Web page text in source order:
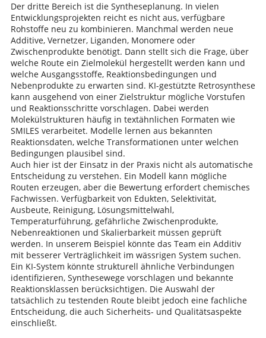
Der dritte Bereich ist die Syntheseplanung. In vielen
Entwicklungsprojekten reicht es nicht aus, verfügbare
Rohstoffe neu zu kombinieren. Manchmal werden neue
Additive, Vernetzer, Liganden, Monomere oder
Zwischenprodukte benötigt. Dann stellt sich die Frage, über
welche Route ein Zielmolekül hergestellt werden kann und
welche Ausgangsstoffe, Reaktionsbedingungen und
Nebenprodukte zu erwarten sind. KI-gestützte Retrosynthese
kann ausgehend von einer Zielstruktur mögliche Vorstufen
und Reaktionsschritte vorschlagen. Dabei werden
Molekülstrukturen häufig in textähnlichen Formaten wie
SMILES verarbeitet. Modelle lernen aus bekannten
Reaktionsdaten, welche Transformationen unter welchen
Bedingungen plausibel sind.
Auch hier ist der Einsatz in der Praxis nicht als automatische
Entscheidung zu verstehen. Ein Modell kann mögliche
Routen erzeugen, aber die Bewertung erfordert chemisches
Fachwissen. Verfügbarkeit von Edukten, Selektivität,
Ausbeute, Reinigung, Lösungsmittelwahl,
Temperaturführung, gefährliche Zwischenprodukte,
Nebenreaktionen und Skalierbarkeit müssen geprüft
werden. In unserem Beispiel könnte das Team ein Additiv
mit besserer Verträglichkeit im wässrigen System suchen.
Ein KI-System könnte strukturell ähnliche Verbindungen
identifizieren, Synthesewege vorschlagen und bekannte
Reaktionsklassen berücksichtigen. Die Auswahl der
tatsächlich zu testenden Route bleibt jedoch eine fachliche
Entscheidung, die auch Sicherheits- und Qualitätsaspekte
einschließt.